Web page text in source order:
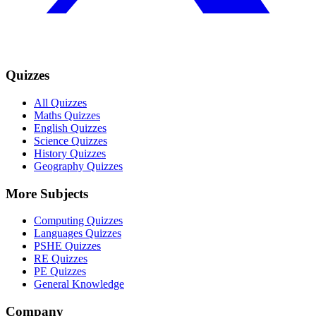
Quizzes
All Quizzes
Maths Quizzes
English Quizzes
Science Quizzes
History Quizzes
Geography Quizzes
More Subjects
Computing Quizzes
Languages Quizzes
PSHE Quizzes
RE Quizzes
PE Quizzes
General Knowledge
Company